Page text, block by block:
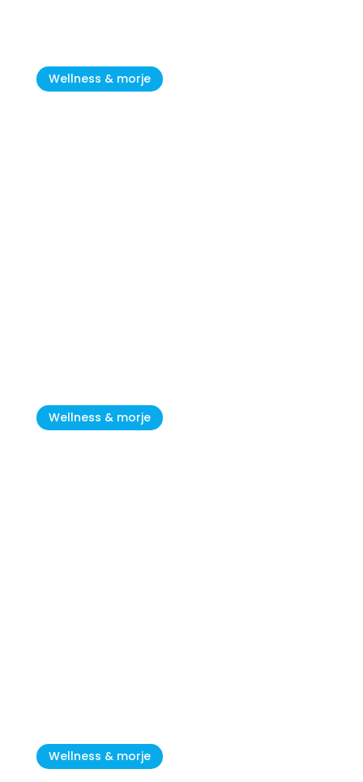
Wellness & morje
Wellness & morje
Wellness & morje